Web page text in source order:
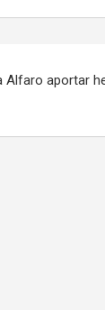
Alfaro aportar